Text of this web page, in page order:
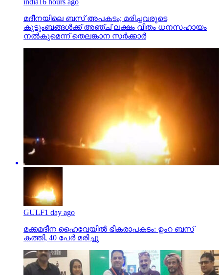
മദീനയിലെ ബസ് അപകടം; മരിച്ചവരുടെ
കുടുംബങ്ങള്‍ക്ക് അഞ്ച് ലക്ഷം വീതം ധനസഹായം
നല്‍കുമെന്ന് തെലങ്കാന സര്‍ക്കാര്‍
GULF1 day ago
മക്കമദീന ഹൈവേയില്‍ ഭീകരാപകടം: ഉംറ ബസ്
കത്തി, 40 പേര്‍ മരിച്ചു